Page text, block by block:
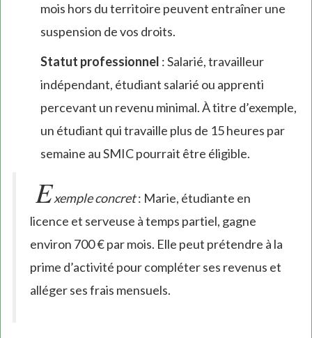
mois hors du territoire peuvent entraîner une
suspension de vos droits.
Statut professionnel : Salarié, travailleur
indépendant, étudiant salarié ou apprenti
percevant un revenu minimal. À titre d’exemple,
un étudiant qui travaille plus de 15 heures par
semaine au SMIC pourrait être éligible.
Exemple concret: Marie, étudiante en
licence et serveuse à temps partiel, gagne
environ 700 € par mois. Elle peut prétendre à la
prime d’activité pour compléter ses revenus et
alléger ses frais mensuels.